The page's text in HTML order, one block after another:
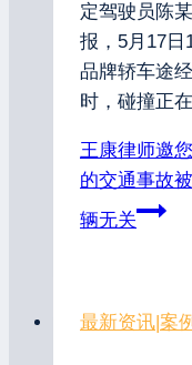
定驾驶员陈
报，5月17日
品牌轿车途
时，碰撞正
王康律师邀
的交通事故
辆无关
最新资讯|案